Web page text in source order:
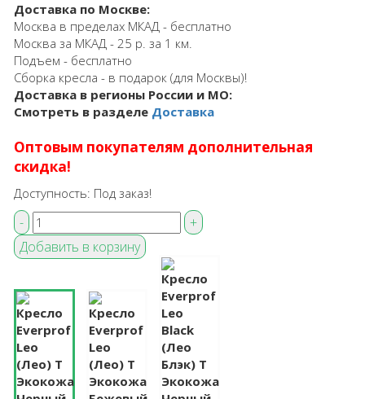
Доставка по Москве:
Москва в пределах МКАД - бесплатно
Москва за МКАД - 25 р. за 1 км.
Подъем - бесплатно
Сборка кресла - в подарок (для Москвы)!
Доставка в регионы России и МО:
Смотреть в разделе Доставка
Оптовым покупателям дополнительная
скидка!
Доступность: Под заказ!